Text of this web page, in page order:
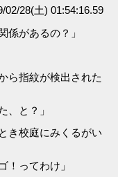
02/28(土) 01:54:16.59
があるの？」
ら指紋が検出された
、と？」
き校庭にみくるがい
！ってわけ」